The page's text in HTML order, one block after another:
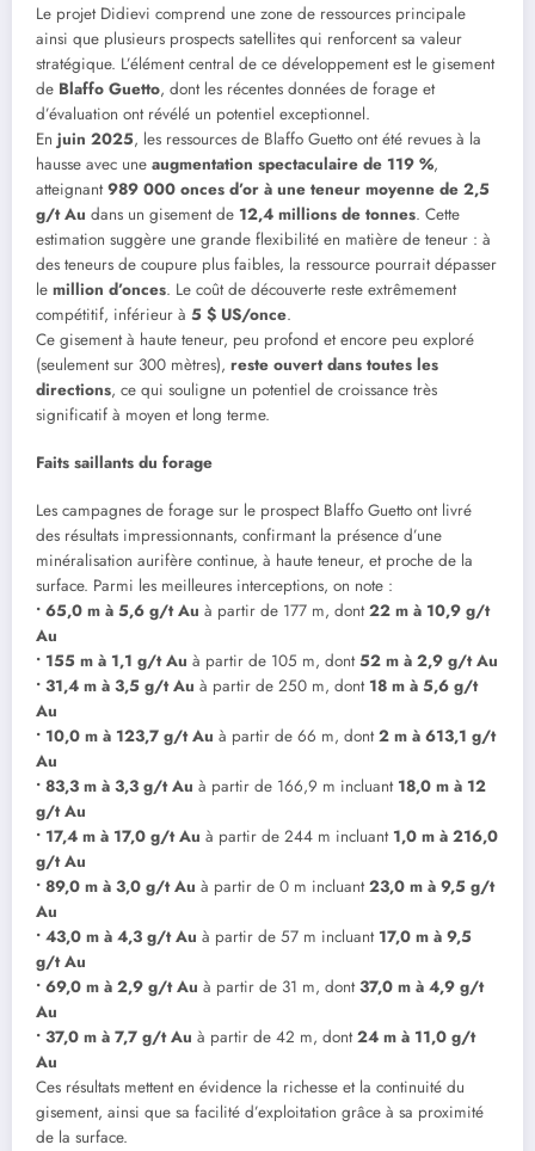
Le projet Didievi comprend une zone de ressources principale
ainsi que plusieurs prospects satellites qui renforcent sa valeur
stratégique. L’élément central de ce développement est le gisement
de Blaffo Guetto, dont les récentes données de forage et
d’évaluation ont révélé un potentiel exceptionnel.
En juin 2025, les ressources de Blaffo Guetto ont été revues à la
hausse avec une augmentation spectaculaire de 119 %,
atteignant989 000 onces d’or à une teneur moyenne de 2,5
g/t Au dans un gisement de 12,4 millions de tonnes. Cette
estimation suggère une grande flexibilité en matière de teneur : à
des teneurs de coupure plus faibles, la ressource pourrait dépasser
le million d’onces. Le coût de découverte reste extrêmement
compétitif, inférieur à 5 $ US/once.
Ce gisement à haute teneur, peu profond et encore peu exploré
(seulement sur 300 mètres), reste ouvert dans toutes les
directions, ce qui souligne un potentiel de croissance très
significatif à moyen et long terme.
Faits saillants du forage
Les campagnes de forage sur le prospect Blaffo Guetto ont livré
des résultats impressionnants, confirmant la présence d’une
minéralisation aurifère continue, à haute teneur, et proche de la
surface. Parmi les meilleures interceptions, on note :
• 65,0 m à 5,6 g/t Au à partir de 177 m, dont22 m à 10,9 g/t
Au
• 155 m à 1,1 g/t Au à partir de 105 m, dont52 m à 2,9 g/t Au
• 31,4 m à 3,5 g/t Au à partir de 250 m, dont 18 m à 5,6 g/t
Au
• 10,0 m à 123,7 g/t Au à partir de 66 m, dont2 m à 613,1 g/t
Au
• 83,3 m à 3,3 g/t Au à partir de 166,9 m incluant 18,0 m à 12
g/t Au
• 17,4 m à 17,0 g/t Au à partir de 244 m incluant 1,0 m à 216,0
g/t Au
• 89,0 m à 3,0 g/t Au à partir de 0 m incluant23,0 m à 9,5 g/t
Au
• 43,0 m à 4,3 g/t Au à partir de 57 m incluant 17,0 m à 9,5
g/t Au
• 69,0 m à 2,9 g/t Au à partir de 31 m, dont37,0 m à 4,9 g/t
Au
• 37,0 m à 7,7 g/t Au à partir de 42 m, dont24 m à 11,0 g/t
Au
Ces résultats mettent en évidence la richesse et la continuité du
gisement, ainsi que sa facilité d’exploitation grâce à sa proximité
de la surface.